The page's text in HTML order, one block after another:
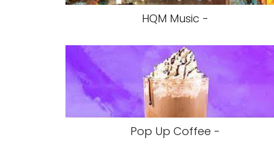
HQM Music -
Pop Up Coffee -